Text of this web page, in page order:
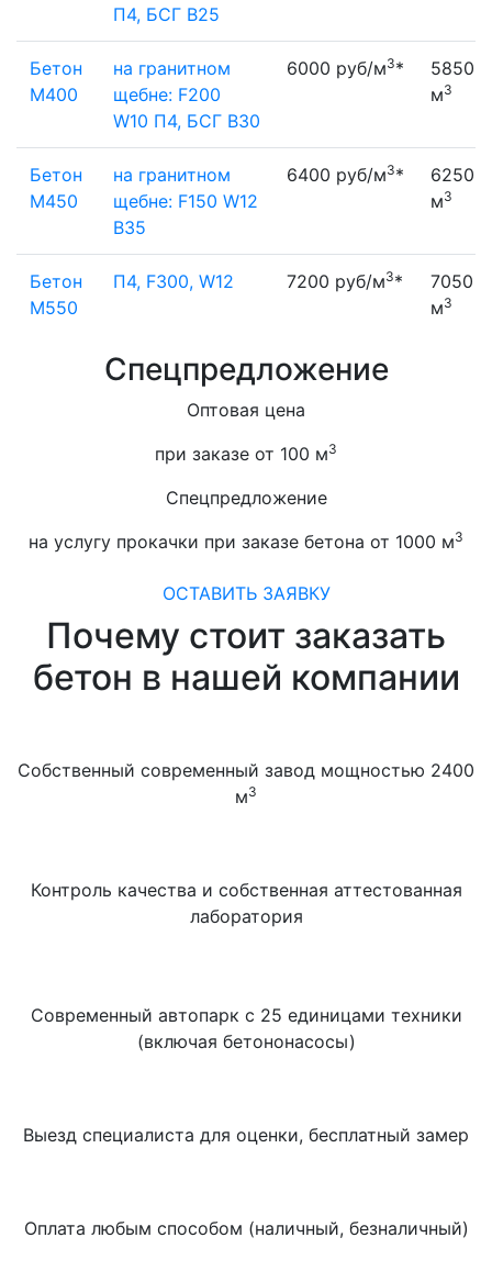
П4, БСГ В25
Бетон
М400
на гранитном
щебне: F200
W10 П4, БСГ В30
6000 руб/м3*
5850
м3
Бетон
М450
на гранитном
щебне: F150 W12
B35
6400 руб/м3*
6250
м3
Бетон
M550
П4, F300, W12 7200 руб/м3*
7050
м3
Спецпредложение
Оптовая цена
при заказе от 100 м3
Спецпредложение
на услугу прокачки при заказе бетона от 1000 м3
ОСТАВИТЬ ЗАЯВКУ
Почему стоит заказать
бетон в нашей компании
Собственный современный завод мощностью 2400
м3
Контроль качества и собственная аттестованная
лаборатория
Современный автопарк с 25 единицами техники
(включая бетононасосы)
Выезд специалиста для оценки, бесплатный замер
Оплата любым способом (наличный, безналичный)